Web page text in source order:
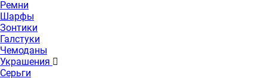
Ремни
Шарфы
Зонтики
Галстуки
Чемоданы
Украшения
Серьги